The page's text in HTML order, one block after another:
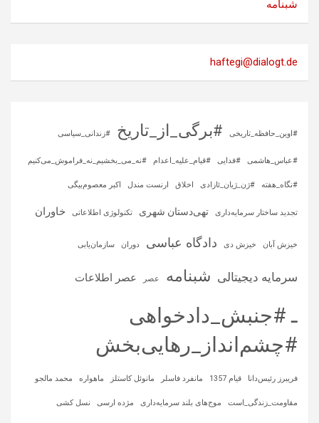
شبنامه
haftegi@dialogt.de
#اوین_حافظه_تاریخی #برگی_از_تاریخ #زندانی_سیاسی
#عباس_هاشمی #فدایی #قیام_علیه_اعدام #نه_می_بخشیم_نه_فراموش_می‌کنیم
#نگاه_هفته #ژن_ژیان_ئازادی اخلاق ارنست مندل اکبر معصوم‌بیگی
تجدید ساختار سرمایه‌داری تهی‌دستان شهری تکنولوژی اطلاعاتی خاوران
خیزش آبان خیزش دی دادگاه عباسی دوران سازمان‌یابی
سرمایه‌ دیجیتالی شبنامه عصر عصر اطلاعات
ـ #جنبش_دادخواهی
#چشم‌انداز_رهایی‌بخش
فریبرز رئیس‌دانا قیام 1357 مانفرد فاسلر مانوئل کاستلز ماهواره‌ محمد مالجو
مقاومت_زندگی_است موج‌های بلند سرمایه‌داری مژده ارسی نسل کشی